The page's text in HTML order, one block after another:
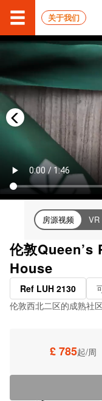
关于我们
房源视频 VR
伦敦Queen’s
House
Ref LUH 2130
伦敦西北二区的成熟社
£ 785起/周